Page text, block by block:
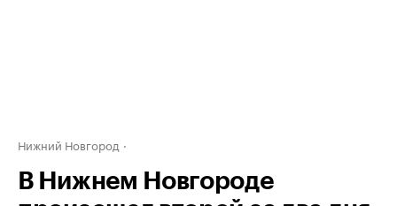
Нижний Новгород
В Нижнем Новгороде